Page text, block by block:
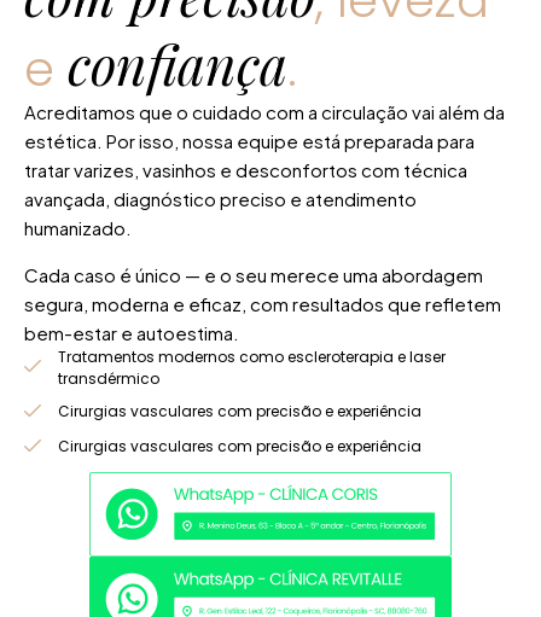
e confiança.
Acreditamos que o cuidado com a circulação vai além da
estética. Por isso, nossa equipe está preparada para
tratar varizes, vasinhos e desconfortos com técnica
avançada, diagnóstico preciso e atendimento
humanizado.
Cada caso é único — e o seu merece uma abordagem
segura, moderna e eficaz, com resultados que refletem
bem-estar e autoestima.
Tratamentos modernos como escleroterapia e laser
transdérmico
Cirurgias vasculares com precisão e experiência
Cirurgias vasculares com precisão e experiência